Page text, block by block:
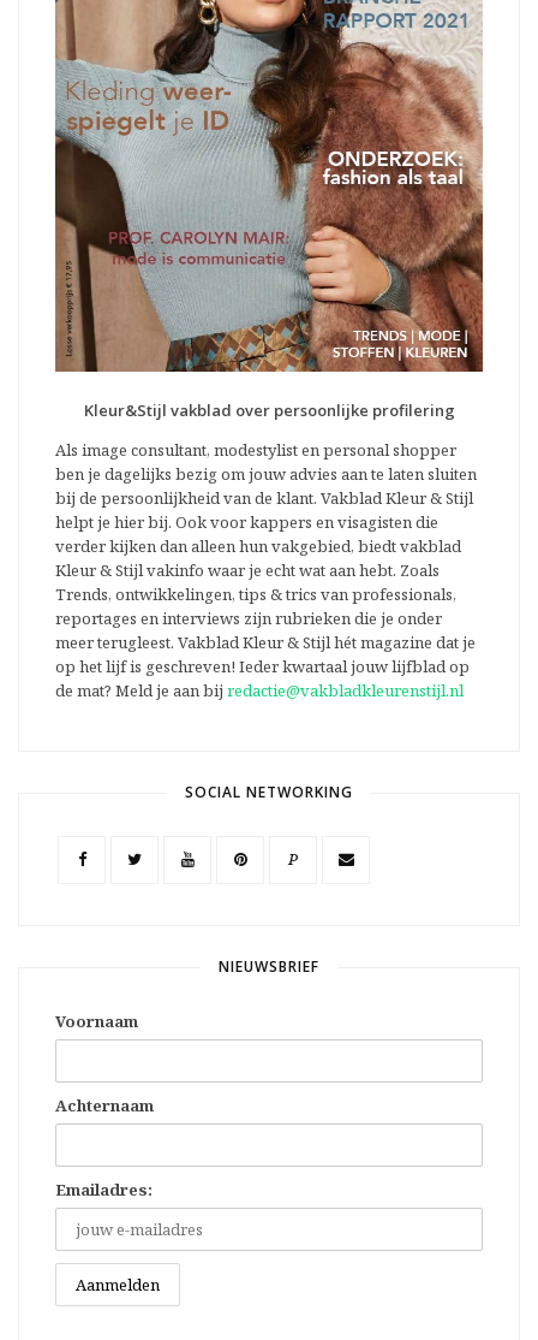
Kleur&Stijl vakblad over persoonlijke profilering
Als image consultant, modestylist en personal shopper
ben je dagelijks bezig om jouw advies aan te laten sluiten
bij de persoonlijkheid van de klant. Vakblad Kleur & Stijl
helpt je hier bij. Ook voor kappers en visagisten die
verder kijken dan alleen hun vakgebied, biedt vakblad
Kleur & Stijl vakinfo waar je echt wat aan hebt. Zoals
Trends, ontwikkelingen, tips & trics van professionals,
reportages en interviews zijn rubrieken die je onder
meer terugleest. Vakblad Kleur & Stijl hét magazine dat je
op het lijf is geschreven! Ieder kwartaal jouw lijfblad op
de mat? Meld je aan bij redactie@vakbladkleurenstijl.nl
SOCIAL NETWORKING
P
NIEUWSBRIEF
Voornaam
Achternaam
Emailadres: